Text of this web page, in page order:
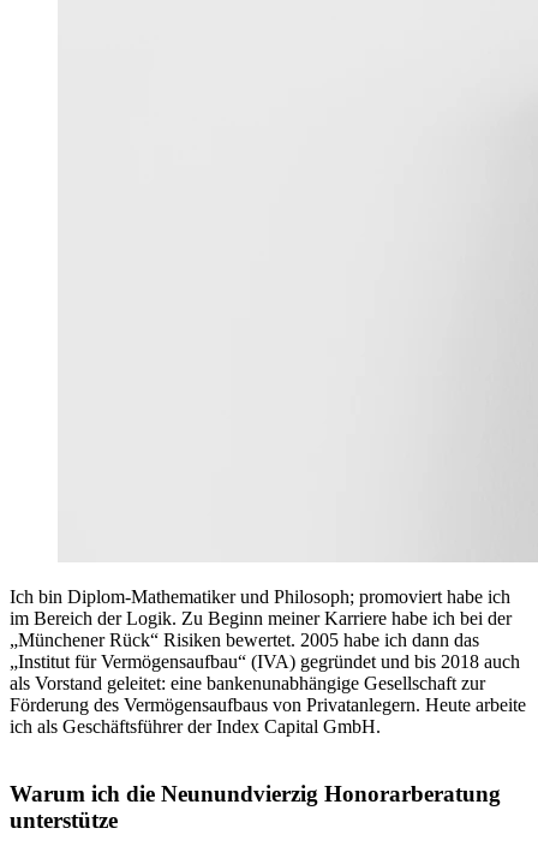
Ich bin Diplom-Mathematiker und Philosoph; promoviert habe ich
im Bereich der Logik. Zu Beginn meiner Karriere habe ich bei der
„Münchener Rück“ Risiken bewertet. 2005 habe ich dann das
„Institut für Vermögensaufbau“ (IVA) gegründet und bis 2018 auch
als Vorstand geleitet: eine bankenunabhängige Gesellschaft zur
Förderung des Vermögensaufbaus von Privatanlegern. Heute arbeite
ich als Geschäftsführer der Index Capital GmbH.
Warum ich die Neunundvierzig Honorarberatung
unterstütze